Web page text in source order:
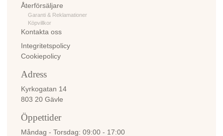
Återförsäljare
Garanti & Reklamationer
Köpvillkor
Kontakta oss
Integritetspolicy
Cookiepolicy
Adress
Kyrkogatan 14
803 20 Gävle
Öppettider
Måndag - Torsdag 09:00 - 17:00